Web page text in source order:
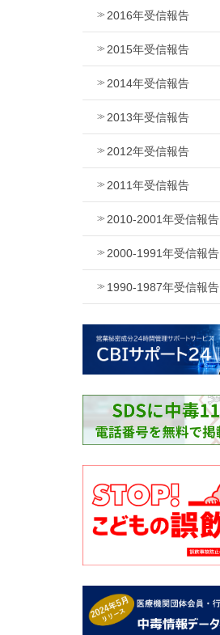
2016年受信報告
2015年受信報告
2014年受信報告
2013年受信報告
2012年受信報告
2011年受信報告
2010-2001年受信報告
2000-1991年受信報告
1990-1987年受信報告